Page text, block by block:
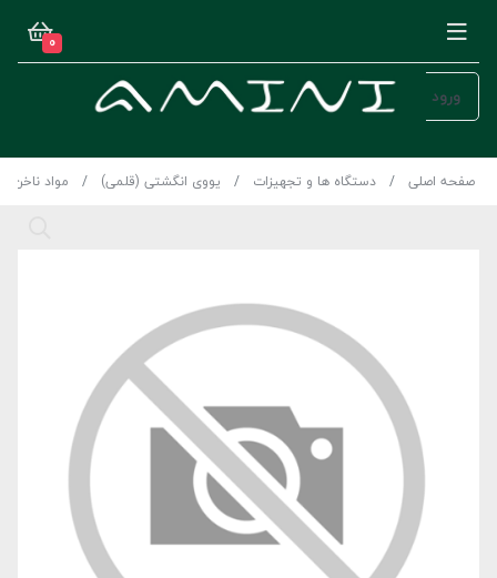
0
ورود
صفحه اصلی دستگاه ها و تجهیزات یووی انگشتی (قلمی) مواد ناخن